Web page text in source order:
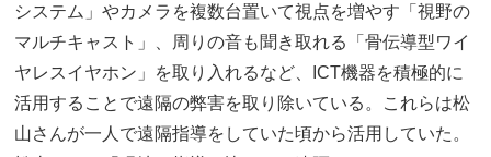
システム」やカメラを複数台置いて視点を増やす「視野の
マルチキャスト」、周りの音も聞き取れる「骨伝導型ワイ
ヤレスイヤホン」を取り入れるなど、ICT機器を積極的に
活用することで遠隔の弊害を取り除いている。これらは松
山さんが一人で遠隔指導をしていた頃から活用していた。